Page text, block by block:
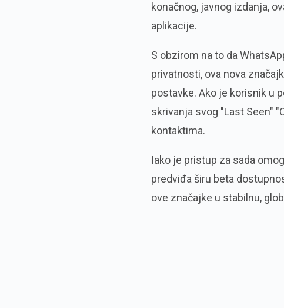
konačnog, javnog izdanja,
aplikacije.
S obzirom na to da
privatnosti, ova nova
postavke. Ako je korisnik u
skrivanja svog "Last Seen"
kontaktima.
Iako je pristup za sada
predviđa širu beta
ove značajke u stabilnu,